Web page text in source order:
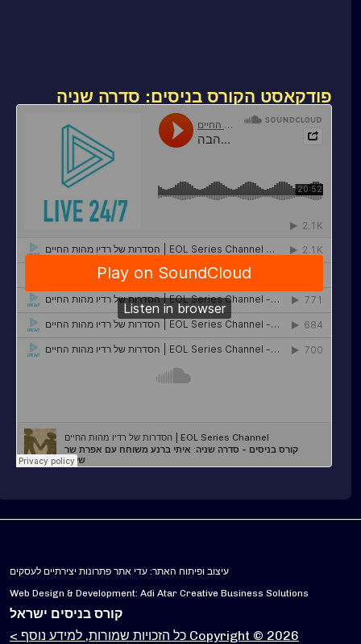
פודקאסט הקורס בניסים: סדרה שניה
עיצוב ופיתוח האתר: עדי אתר פתרונות יצירתיים לעסקים
Web Design & Development: Adi Atar Creative Business Solutions
קורס בניסים ישראל
Copyright © 2026 כל הזכויות שמורות, למידע נוסף >